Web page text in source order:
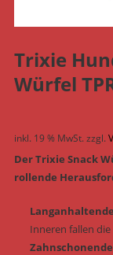
Trixie
Würfel
inkl. 19 % MwSt. zzgl.
Der Trixie Snack
rollende
Inneren fallen